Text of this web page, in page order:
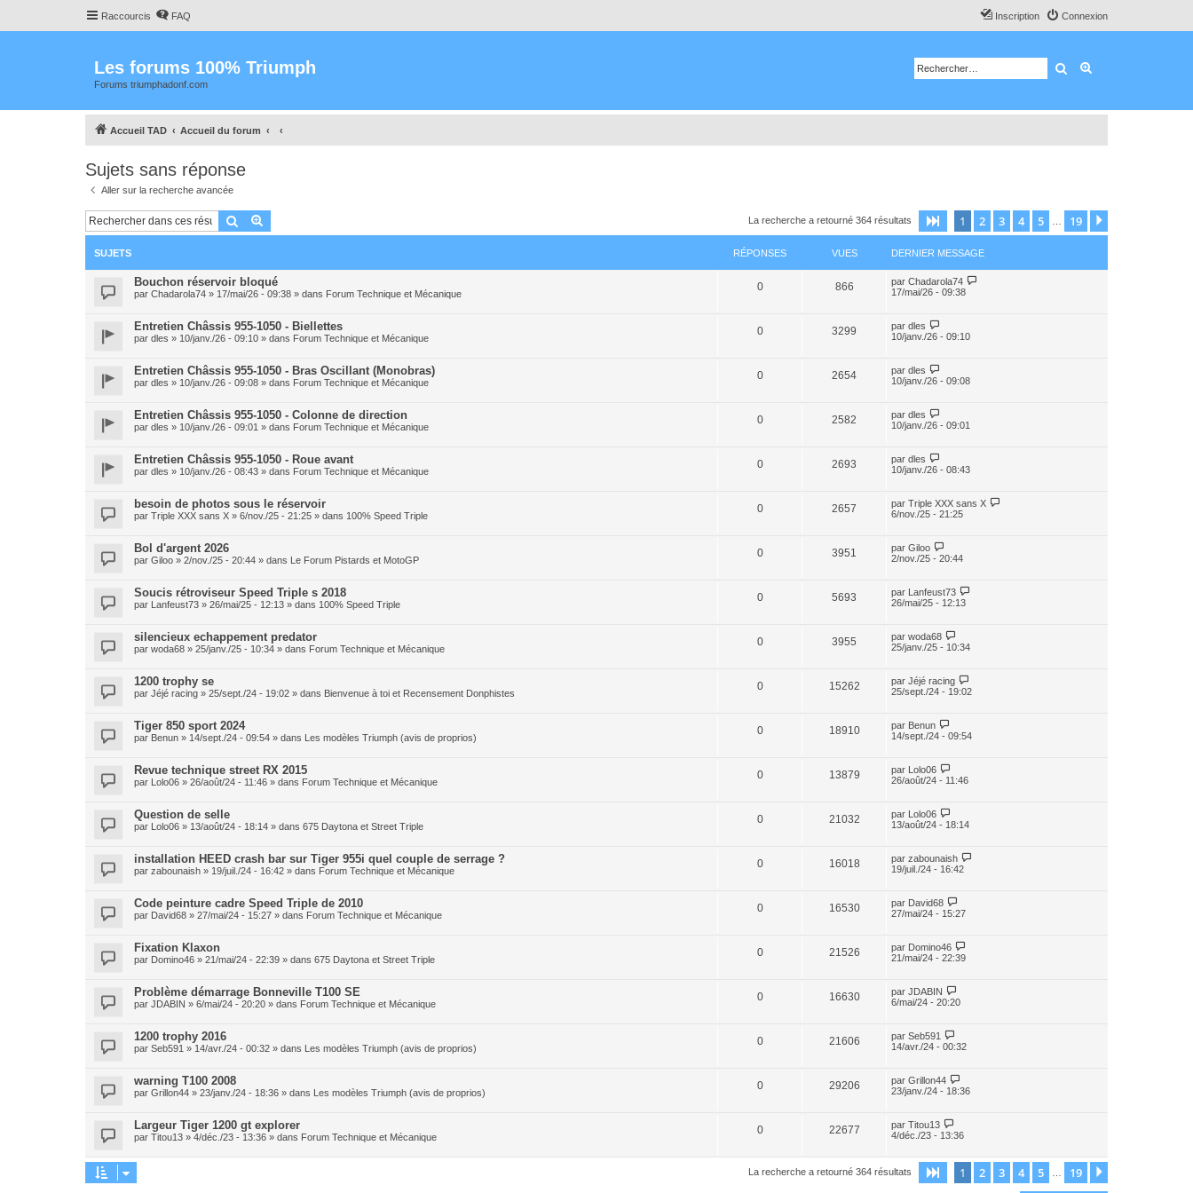
Raccourcis FAQ Connexion
Inscription
Les forums 100% Triumph
Forums triumphadonf.com
Rechercher
Accueil TAD Accueil du forum
Sujets sans réponse
Aller sur la recherche avancée
Rechercher La recherche a retourné 364 résultats Page sur19
1 2 3 4 5 19
SUJETS RÉPONSES VUES DERNIER MESSAGE
Bouchon réservoir bloqué
par Chadarola74 » 17/mai/26 - 09:38 » dans Forum Technique et Mécanique
0 866 par Chadarola74
17/mai/26 - 09:38
Entretien Châssis 955-1050 - Biellettes
par dles » 10/janv./26 - 09:10 » dans Forum Technique et Mécanique
0 3299 par dles
10/janv./26 - 09:10
Entretien Châssis 955-1050 - Bras Oscillant (Monobras)
par dles » 10/janv./26 - 09:08 » dans Forum Technique et Mécanique
0 2654 par dles
10/janv./26 - 09:08
Entretien Châssis 955-1050 - Colonne de direction
par dles » 10/janv./26 - 09:01 » dans Forum Technique et Mécanique
0 2582 par dles
10/janv./26 - 09:01
Entretien Châssis 955-1050 - Roue avant
par dles » 10/janv./26 - 08:43 » dans Forum Technique et Mécanique
0 2693 par dles
10/janv./26 - 08:43
besoin de photos sous le réservoir
par Triple XXX sans X » 6/nov./25 - 21:25 » dans 100% Speed Triple
0 2657 par Triple XXX sans X
6/nov./25 - 21:25
Bol d'argent 2026
par Giloo » 2/nov./25 - 20:44 » dans Le Forum Pistards et MotoGP
0 3951 par Giloo
2/nov./25 - 20:44
Soucis rétroviseur Speed Triple s 2018
par Lanfeust73 » 26/mai/25 - 12:13 » dans 100% Speed Triple
0 5693 par Lanfeust73
26/mai/25 - 12:13
silencieux echappement predator
par woda68 » 25/janv./25 - 10:34 » dans Forum Technique et Mécanique
0 3955 par woda68
25/janv./25 - 10:34
1200 trophy se
par Jéjé racing » 25/sept./24 - 19:02 » dans Bienvenue à toi et Recensement Donphistes
0 15262 par Jéjé racing
25/sept./24 - 19:02
Tiger 850 sport 2024
par Benun » 14/sept./24 - 09:54 » dans Les modèles Triumph (avis de proprios)
0 18910 par Benun
14/sept./24 - 09:54
Revue technique street RX 2015
par Lolo06 » 26/août/24 - 11:46 » dans Forum Technique et Mécanique
0 13879 par Lolo06
26/août/24 - 11:46
Question de selle
par Lolo06 » 13/août/24 - 18:14 » dans 675 Daytona et Street Triple
0 21032 par Lolo06
13/août/24 - 18:14
installation HEED crash bar sur Tiger 955i quel couple de serrage ?
par zabounaish » 19/juil./24 - 16:42 » dans Forum Technique et Mécanique
0 16018 par zabounaish
19/juil./24 - 16:42
Code peinture cadre Speed Triple de 2010
par David68 » 27/mai/24 - 15:27 » dans Forum Technique et Mécanique
0 16530 par David68
27/mai/24 - 15:27
Fixation Klaxon
par Domino46 » 21/mai/24 - 22:39 » dans 675 Daytona et Street Triple
0 21526 par Domino46
21/mai/24 - 22:39
Problème démarrage Bonneville T100 SE
par JDABIN » 6/mai/24 - 20:20 » dans Forum Technique et Mécanique
0 16630 par JDABIN
6/mai/24 - 20:20
1200 trophy 2016
par Seb591 » 14/avr./24 - 00:32 » dans Les modèles Triumph (avis de proprios)
0 21606 par Seb591
14/avr./24 - 00:32
warning T100 2008
par Grillon44 » 23/janv./24 - 18:36 » dans Les modèles Triumph (avis de proprios)
0 29206 par Grillon44
23/janv./24 - 18:36
Largeur Tiger 1200 gt explorer
par Titou13 » 4/déc./23 - 13:36 » dans Forum Technique et Mécanique
0 22677 par Titou13
4/déc./23 - 13:36
La recherche a retourné 364 résultats Page sur19
1 2 3 4 5 19